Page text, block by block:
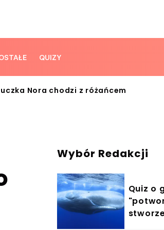
QUIZY
Nora chodzi z różańcem
Wybór Redakcji
Quiz o